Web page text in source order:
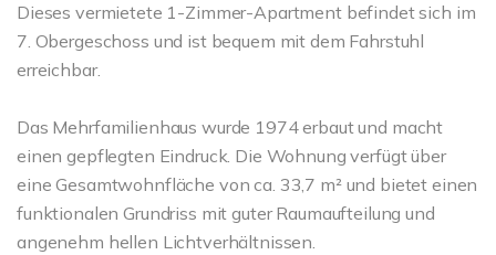
Dieses vermietete 1-Zimmer-Apartment befindet sich im
7. Obergeschoss und ist bequem mit dem Fahrstuhl
erreichbar.
Das Mehrfamilienhaus wurde 1974 erbaut und macht
einen gepflegten Eindruck. Die Wohnung verfügt über
eine Gesamtwohnfläche von ca. 33,7 m² und bietet einen
funktionalen Grundriss mit guter Raumaufteilung und
angenehm hellen Lichtverhältnissen.